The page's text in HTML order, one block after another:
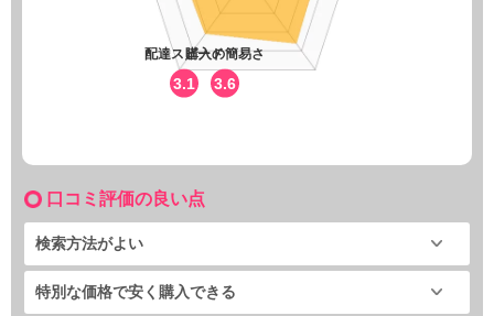
購入の簡易さ
3.6
配達スピード
3.1
口コミ評価の良い点
検索方法がよい
特別な価格で安く購入できる